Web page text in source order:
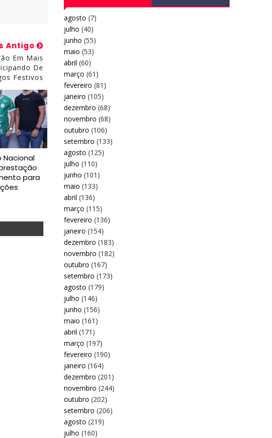
Antigo
Em Mais
De
Festivos
Nacional
para
agosto (7)
julho (40)
junho (55)
maio (53)
abril (60)
março (61)
fevereiro (81)
janeiro (105)
dezembro (68)
novembro (68)
outubro (106)
setembro (133)
agosto (125)
julho (110)
junho (101)
maio (133)
abril (136)
março (115)
fevereiro (136)
janeiro (154)
dezembro (183)
novembro (182)
outubro (167)
setembro (173)
agosto (179)
julho (146)
junho (156)
maio (161)
abril (171)
março (197)
fevereiro (190)
janeiro (164)
dezembro (201)
novembro (244)
outubro (202)
setembro (206)
agosto (219)
julho (160)